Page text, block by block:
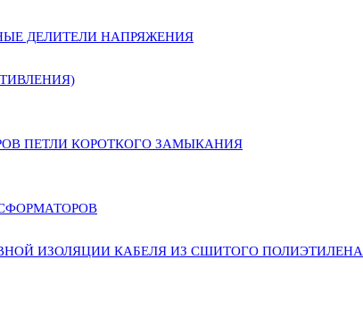
ДЕЛИТЕЛИ НАПРЯЖЕНИЯ
ПЕТЛИ КОРОТКОГО ЗАМЫКАНИЯ
ИЗОЛЯЦИИ КАБЕЛЯ ИЗ СШИТОГО ПОЛИЭТИЛЕНА